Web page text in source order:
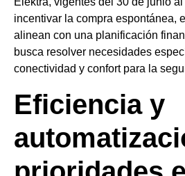
incentivar la compra espontánea,
alinean con una planificación
busca resolver necesidades
conectividad y confort para la
Eficiencia y